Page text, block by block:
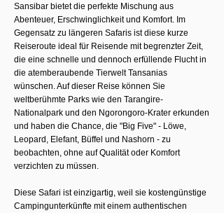
Sansibar bietet die perfekte Mischung aus
Abenteuer, Erschwinglichkeit und Komfort. Im
Gegensatz zu längeren Safaris ist diese kurze
Reiseroute ideal für Reisende mit begrenzter Zeit,
die eine schnelle und dennoch erfüllende Flucht in
die atemberaubende Tierwelt Tansanias
wünschen. Auf dieser Reise können Sie
weltberühmte Parks wie den Tarangire-
Nationalpark und den Ngorongoro-Krater erkunden
und haben die Chance, die "Big Five" - Löwe,
Leopard, Elefant, Büffel und Nashorn - zu
beobachten, ohne auf Qualität oder Komfort
verzichten zu müssen.
Diese Safari ist einzigartig, weil sie kostengünstige
Campingunterkünfte mit einem authentischen